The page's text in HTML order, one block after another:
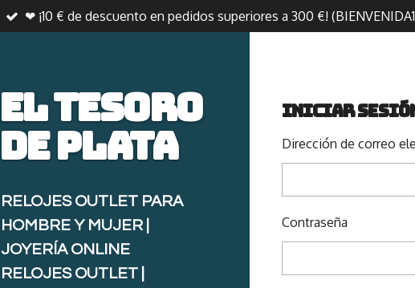
❤ ¡10 € de descuento en pedidos superiores a 300 €!
Iniciar
Dirección de correo
Contraseña
El tesoro
deplata
RELOJES OUTLET PARA
HOMBRE Y MUJER |
JOYERÍA ONLINE
RELOJES OUTLET |